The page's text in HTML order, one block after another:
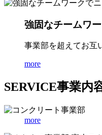
強固なチームワ
事業部を超えてお互
more
SERVICE事業内
more